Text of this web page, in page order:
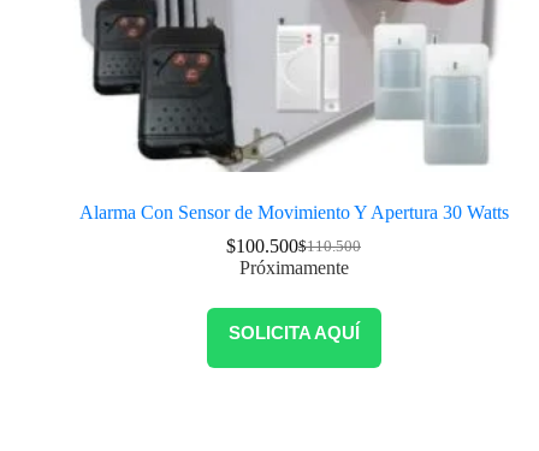
Alarma Con Sensor de Movimiento Y Apertura 30 Watts
$110.500
$100.500
Próximamente
SOLICITA AQUÍ